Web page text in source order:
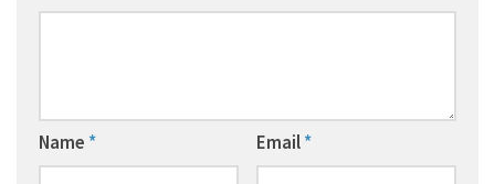
Name * Email*